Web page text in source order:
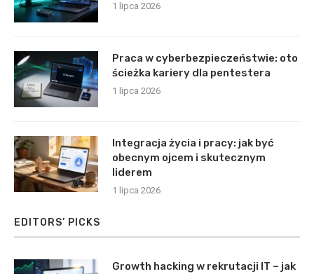
1 lipca 2026
Praca w cyberbezpieczeństwie: oto
ścieżka kariery dla pentestera
1 lipca 2026
Integracja życia i pracy: jak być
obecnym ojcem i skutecznym
liderem
1 lipca 2026
EDITORS’ PICKS
Growth hacking w rekrutacji IT – jak